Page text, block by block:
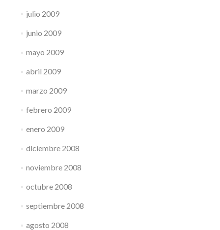
julio 2009
junio 2009
mayo 2009
abril 2009
marzo 2009
febrero 2009
enero 2009
diciembre 2008
noviembre 2008
octubre 2008
septiembre 2008
agosto 2008